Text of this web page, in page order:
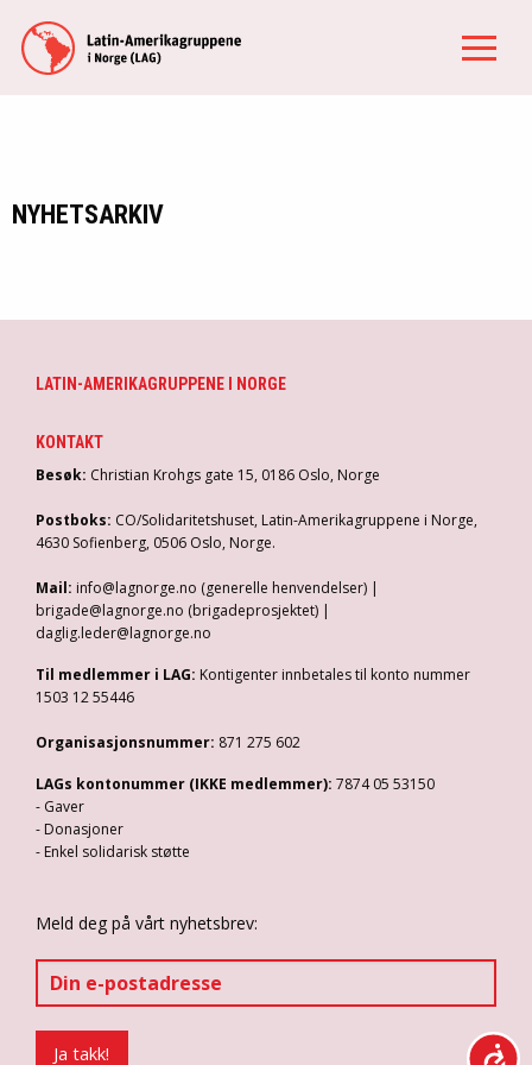
NYHETSARKIV
LATIN-AMERIKAGRUPPENE I NORGE
KONTAKT
Besøk: Christian Krohgs gate 15, 0186 Oslo, Norge
Postboks: CO/Solidaritetshuset, Latin-Amerikagruppene i Norge,
4630 Sofienberg, 0506 Oslo, Norge.
Mail: info@lagnorge.no (generelle henvendelser) |
brigade@lagnorge.no (brigadeprosjektet) |
daglig.leder@lagnorge.no
Til medlemmer i LAG: Kontigenter innbetales til konto nummer
1503 12 55446
Organisasjonsnummer: 871 275 602
LAGs kontonummer (IKKE medlemmer): 7874 05 53150
- Gaver
- Donasjoner
- Enkel solidarisk støtte
Meld deg på vårt nyhetsbrev: